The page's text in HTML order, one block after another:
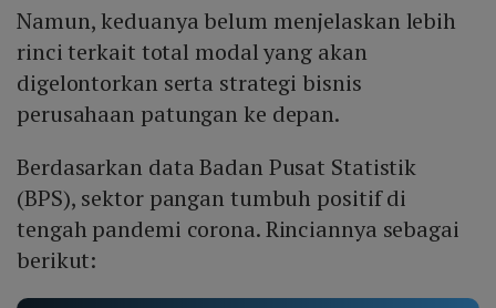
Namun, keduanya belum menjelaskan lebih
rinci terkait total modal yang akan
digelontorkan serta strategi bisnis
perusahaan patungan ke depan.
Berdasarkan data Badan Pusat Statistik
(BPS), sektor pangan tumbuh positif di
tengah pandemi corona. Rinciannya sebagai
berikut: